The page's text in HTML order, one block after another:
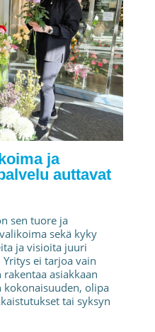
ja
auttavat
sen tuore ja
sekä kyky
ja visioita juuri
ei tarjoa vain
asiakkaan
olipa
tai syksyn